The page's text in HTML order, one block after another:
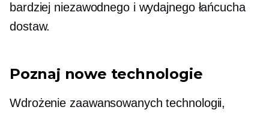
bardziej niezawodnego i wydajnego łańcucha
dostaw.
Poznaj nowe technologie
Wdrożenie zaawansowanych technologii,